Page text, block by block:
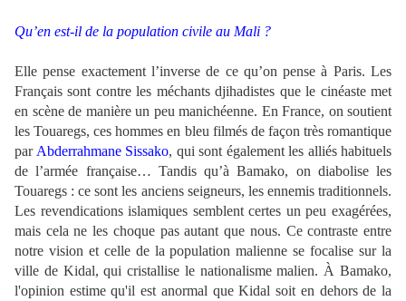
Qu’en est-il de la population civile au Mali ?
Elle pense exactement l’inverse de ce qu’on pense à Paris. Les
Français sont contre les méchants djihadistes que le cinéaste met
en scène de manière un peu manichéenne. En France, on soutient
les Touaregs, ces hommes en bleu filmés de façon très romantique
par Abderrahmane Sissako, qui sont également les alliés habituels
de l’armée française… Tandis qu’à Bamako, on diabolise les
Touaregs : ce sont les anciens seigneurs, les ennemis traditionnels.
Les revendications islamiques semblent certes un peu exagérées,
mais cela ne les choque pas autant que nous. Ce contraste entre
notre vision et celle de la population malienne se focalise sur la
ville de Kidal, qui cristallise le nationalisme malien. À Bamako,
l'opinion estime qu'il est anormal que Kidal soit en dehors de la